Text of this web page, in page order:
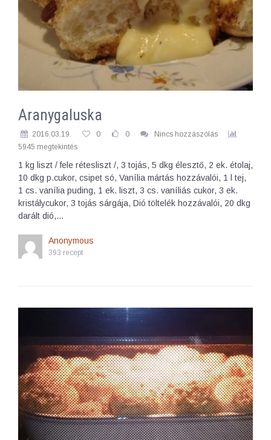
Aranygaluska
2016.03.19. 0 0
Nincs hozzászólás
5945 megtekintés
1 kg liszt / fele rétesliszt /, 3 tojás, 5 dkg élesztő, 2 ek. étolaj,
10 dkg p.cukor, csipet só, Vanília mártás hozzávalói, 1 l tej,
1 cs. vanília puding, 1 ek. liszt, 3 cs. vaníliás cukor, 3 ek.
kristálycukor, 3 tojás sárgája, Dió töltelék hozzávalói, 20 dkg
darált dió,…
Anonymous
393 recept